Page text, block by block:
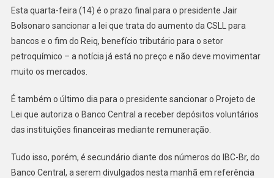
Esta quarta-feira (14) é o prazo final para o presidente Jair
Bolsonaro sancionar a lei que trata do aumento da CSLL para
bancos e o fim do Reiq, benefício tributário para o setor
petroquímico – a notícia já está no preço e não deve movimentar
muito os mercados.
É também o último dia para o presidente sancionar o Projeto de
Lei que autoriza o Banco Central a receber depósitos voluntários
das instituições financeiras mediante remuneração.
Tudo isso, porém, é secundário diante dos números do IBC-Br, do
Banco Central, a serem divulgados nesta manhã em referência